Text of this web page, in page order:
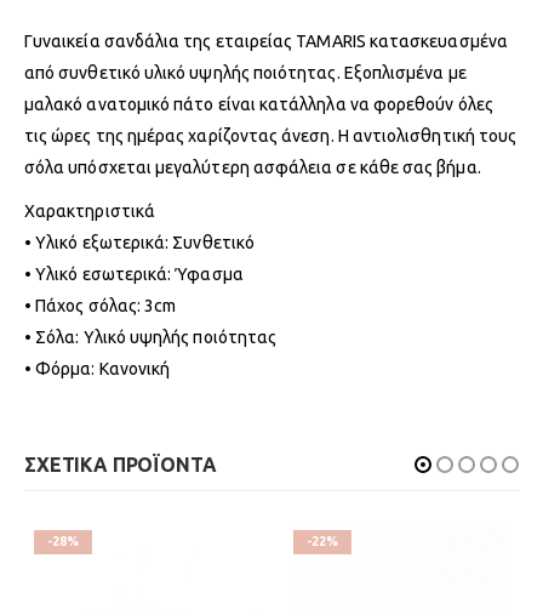
Γυναικεία σανδάλια της εταιρείας TAMARIS κατασκευασμένα
από συνθετικό υλικό υψηλής ποιότητας. Εξοπλισμένα με
μαλακό ανατομικό πάτο είναι κατάλληλα να φορεθούν όλες
τις ώρες της ημέρας χαρίζοντας άνεση. Η αντιολισθητική τους
σόλα υπόσχεται μεγαλύτερη ασφάλεια σε κάθε σας βήμα.
Χαρακτηριστικά
• Υλικό εξωτερικά: Συνθετικό
• Υλικό εσωτερικά: Ύφασμα
• Πάχος σόλας: 3cm
• Σόλα: Υλικό υψηλής ποιότητας
• Φόρμα: Κανονική
ΣΧΕΤΙΚΑ ΠΡΟΪΟΝΤΑ
-28% -22%